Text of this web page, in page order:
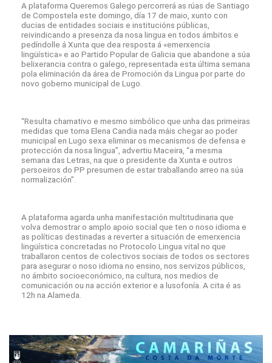
A plataforma Queremos Galego percorrerá as rúas de Santiago
de Compostela este domingo, día 17 de maio, xunto con
ducias de entidades sociais e institucións públicas,
reivindicando a presenza da nosa lingua en todos ámbitos e
pedíndolle á Xunta que dea resposta á «emerxencia
lingüística» e ao Partido Popular de Galicia que abandone a súa
belixerancia contra o galego, representada esta última semana
pola eliminación da área de Promoción da Lingua por parte do
novo goberno municipal de Lugo.
“Resulta chamativo e mesmo simbólico que unha das primeiras
medidas que toma Elena Candia nada máis chegar ao poder
municipal en Lugo sexa eliminar os mecanismos de defensa e
protección da nosa lingua”, advertiu Maceira, “a mesma
semana das Letras, na que o presidente da Xunta e outros
persoeiros do PP presumen de estar traballando arreo na súa
normalización”.
A plataforma agarda unha manifestación multitudinaria que
volva demostrar o amplo apoio social que ten o noso idioma e
as políticas destinadas a reverter a situación de emerxencia
lingüística concretadas no Protocolo Lingua vital no que
traballaron centos de colectivos sociais de todos os sectores
para asegurar o noso idioma no ensino, nos servizos públicos,
no ámbito socioeconómico, na cultura, nos medios de
comunicación ou na acción exterior e a lusofonía. A cita é as
12h na Alameda.